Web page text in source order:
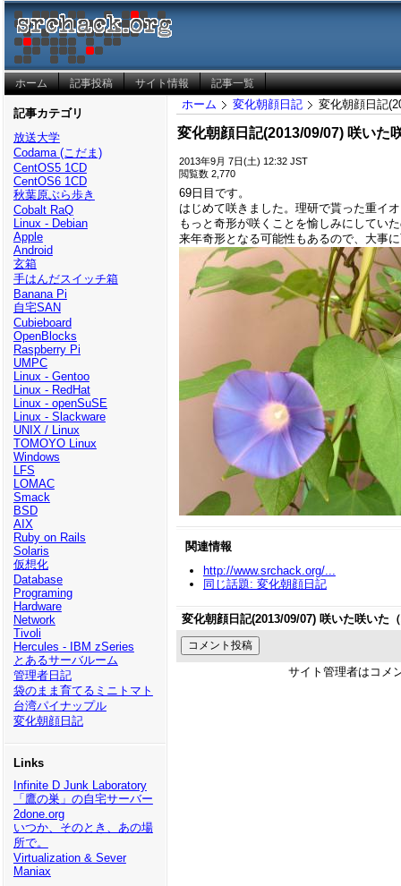
ホーム 記事投稿 サイト情報 記事一覧
記事カテゴリ
放送大学
Codama (こだま)
CentOS5 1CD
CentOS6 1CD
秋葉原ぶら歩き
Cobalt RaQ
Linux - Debian
Apple
Android
玄箱
手はんだスイッチ箱
Banana Pi
自宅SAN
Cubieboard
OpenBlocks
Raspberry Pi
UMPC
Linux - Gentoo
Linux - RedHat
Linux - openSuSE
Linux - Slackware
UNIX / Linux
TOMOYO Linux
Windows
LFS
LOMAC
Smack
BSD
AIX
Ruby on Rails
Solaris
仮想化
Database
Programing
Hardware
Network
Tivoli
Hercules - IBM zSeries
とあるサーバルーム
管理者日記
袋のまま育てるミニトマト
台湾パイナップル
変化朝顔日記
Links
Infinite D Junk Laboratory
「鷹の巣」の自宅サーバー
2done.org
いつか、そのとき、あの場
所で。
Virtualization & Sever
Maniax
ホーム 変化朝顔日記 変化朝顔日記
変化朝顔日記(2013/09/07) 咲いた
2013年9月 7日(土) 12:32 JST
閲覧数 2,770
69日目です。
はじめて咲きました。理研で貰った重イ
もっと奇形が咲くことを愉しみにしてい
来年奇形となる可能性もあるので、大事
関連情報
http://www.srchack.org/...
同じ話題: 変化朝顔日記
変化朝顔日記(2013/09/07) 咲いた咲いた
サイト管理者はコメ